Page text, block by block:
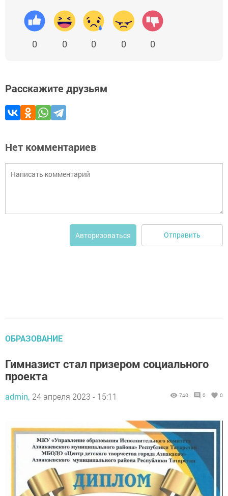
0 0 0 0 0
Расскажите друзьям
Нет комментариев
Авторизоваться Отправить
ОБРАЗОВАНИЕ
Гимназист стал призером социального
проекта
admin, 24 апреля 2023 - 15:11 740 0 0